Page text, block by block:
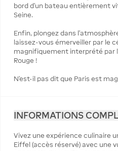
bord d’un bateau entièrement
Seine.
Enfin, plongez dans
laissez-vous émerveiller par le
magnifiquement interprété par
Rouge !
N’est-il pas dit que Paris est
INFORMATIONS
Vivez une expérience culinaire
Eiffel (accès réservé) avec une